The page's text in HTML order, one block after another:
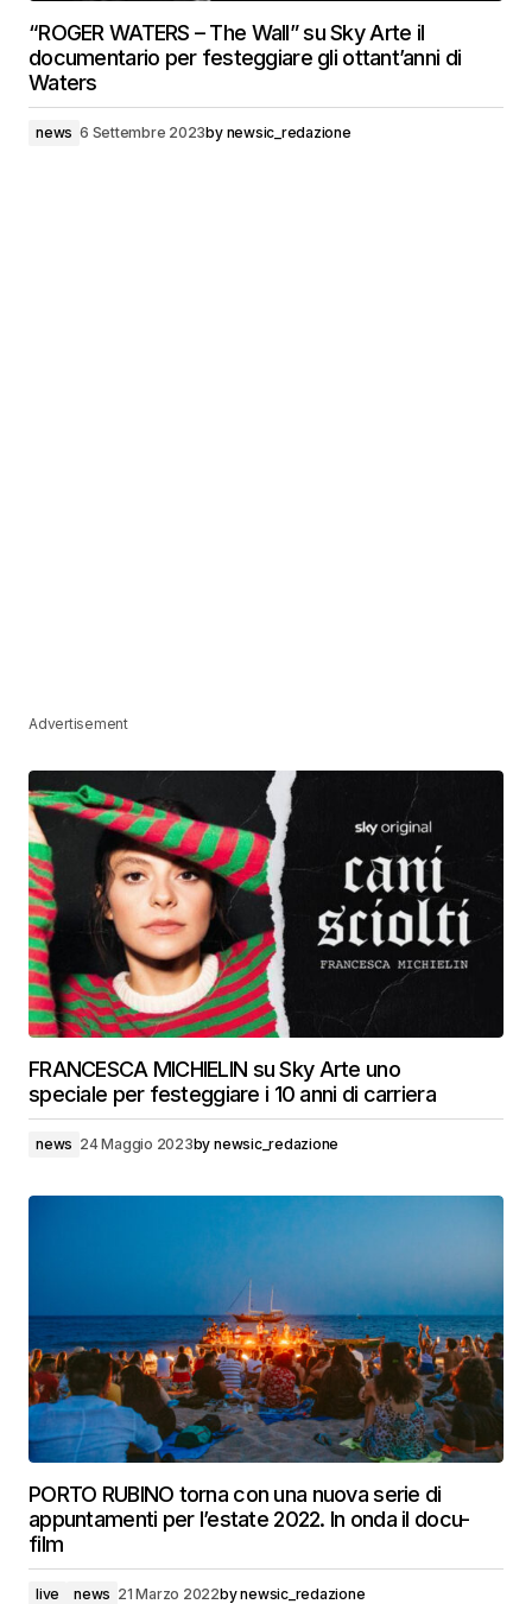
“ROGER WATERS – The Wall” su Sky Arte il
documentario per festeggiare gli ottant’anni di
Waters
news 6 Settembre 2023by newsic_redazione
Advertisement
FRANCESCA MICHIELIN su Sky Arte uno
speciale per festeggiare i 10 anni di carriera
news 24 Maggio 2023by newsic_redazione
PORTO RUBINO torna con una nuova serie di
appuntamenti per l’estate 2022. In onda il docu-
film
live news 21 Marzo 2022bynewsic_redazione